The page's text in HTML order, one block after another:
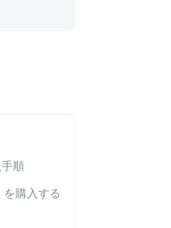
順
購入する